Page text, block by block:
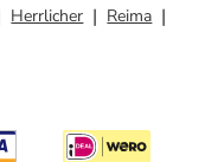
Herrlicher
Reima